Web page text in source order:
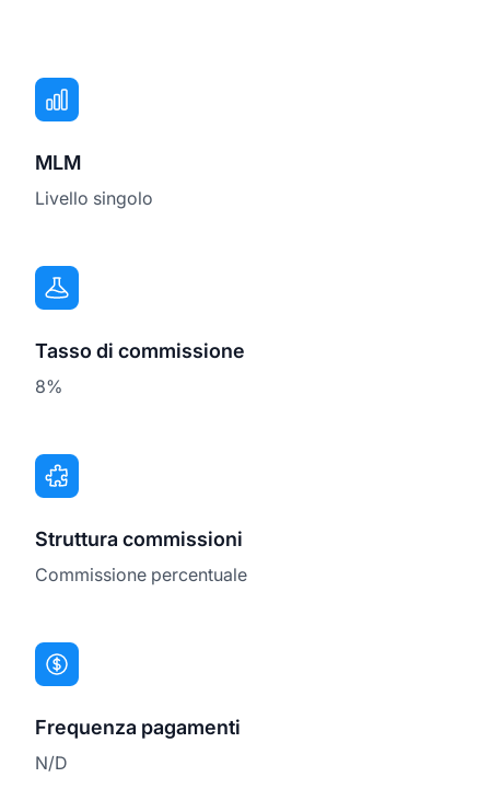
MLM
Livello singolo
Tasso di commissione
8%
Struttura commissioni
Commissione percentuale
Frequenza pagamenti
N/D